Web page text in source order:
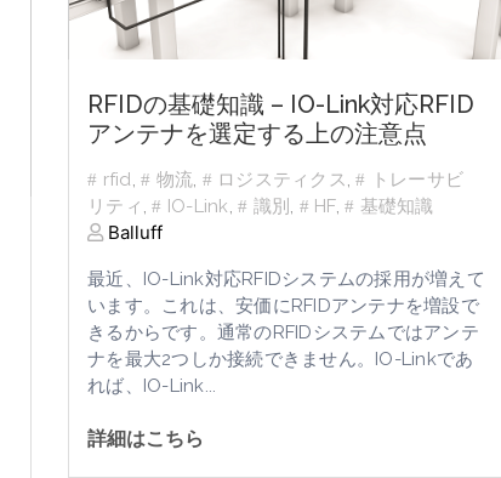
RFIDの基礎知識 – IO-Link対応RFID
アンテナを選定する上の注意点
rfid, 物流, ロジスティクス,
トレーサビ
リティ , IO-Link, 識別 , HF, 基礎知識
Balluff
最近、 IO-Link対応RFIDシステムの採用が増えて
います。これは、安価にRFIDアンテナを増設で
きるからです。通常のRFIDシステムではアンテ
ナを最大2つしか接続できません。 IO-Linkであ
れば、 IO-Link...
詳細はこちら